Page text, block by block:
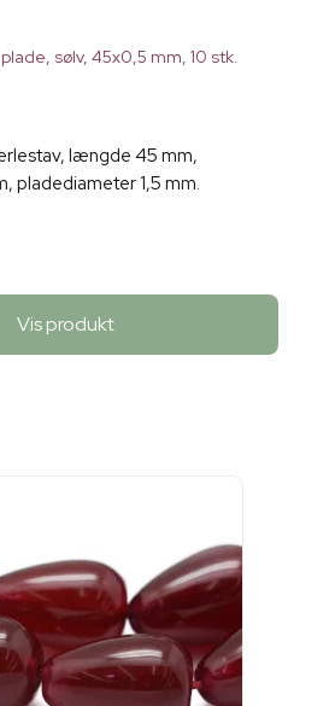
sølv, 45x0,5 mm, 10 stk.
længde 45 mm,
pladediameter 1,5 mm.
Vis produkt